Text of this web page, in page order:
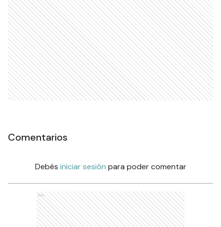
Comentarios
Debés iniciar sesión para poder comentar
Ads